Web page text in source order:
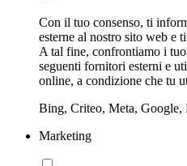
Con il tuo consenso, ti
esterne al nostro sito web e
A tal fine, confrontiamo i
seguenti fornitori esterni e
online, a condizione che tu
Bing, Criteo, Meta,
Marketing